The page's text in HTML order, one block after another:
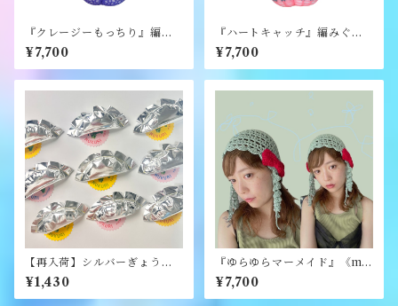
『クレージーもっちり』編み
ぐるみ《むくり》
¥7,700
『ハートキャッチ』編みぐる
み《むくり》
¥7,700
【再入荷】シルバーぎょうざ
ブローチ《むくり》
¥1,430
『ゆらゆらマーメイド』《me
rry yarn》
¥7,700